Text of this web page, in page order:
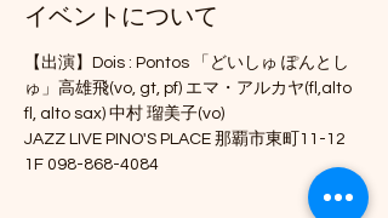
イベントについて
【出演】Dois : Pontos 「どいしゅ ぽんとし
ゅ」高雄飛(vo, gt, pf) エマ・アルカヤ(fl,alto
fl, alto sax) 中村 瑠美子(vo)
JAZZ LIVE PINO'S PLACE 那覇市東町11-12
1F 098-868-4084